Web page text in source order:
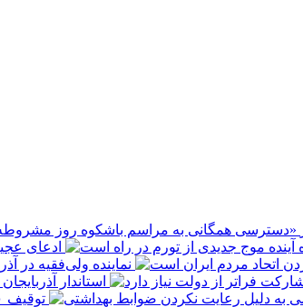
ادعای
نماینده ولی‌فقیه در
استاندار
توقیف ۴۵۰ تن فرآورده خام دامی به دلیل رعایت نکردن ضوابط بهداشتی